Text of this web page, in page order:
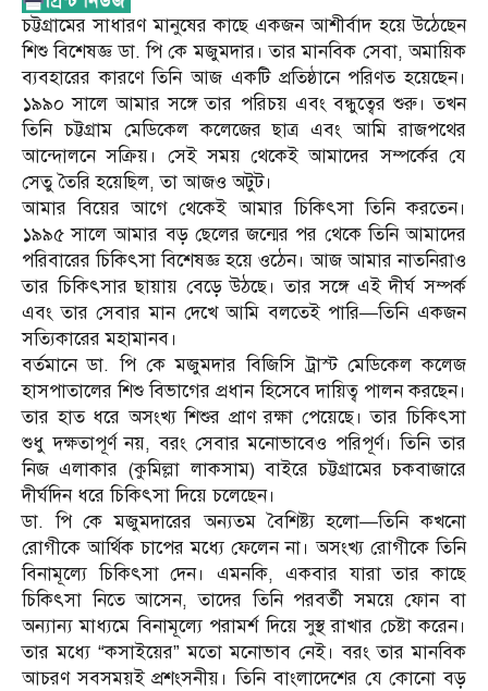
চট্টগ্রামের সাধারণ মানুষের কাছে একজন আশীর্বাদ হয়ে উঠেছেন
শিশু বিশেষজ্ঞ ডা. পি কে মজুমদার। তার মানবিক সেবা, অমায়িক
ব্যবহারের কারণে তিনি আজ একটি প্রতিষ্ঠানে পরিণত হয়েছেন।
১৯৯০ সালে আমার সঙ্গে তার পরিচয় এবং বন্ধুত্বের শুরু। তখন
তিনি চট্টগ্রাম মেডিকেল কলেজের ছাত্র এবং আমি রাজপথের
আন্দোলনে সক্রিয়। সেই সময় থেকেই আমাদের সম্পর্কের যে
সেতু তৈরি হয়েছিল, তা আজও অটুট।
আমার বিয়ের আগে থেকেই আমার চিকিৎসা তিনি করতেন।
১৯৯৫ সালে আমার বড় ছেলের জন্মের পর থেকে তিনি আমাদের
পরিবারের চিকিৎসা বিশেষজ্ঞ হয়ে ওঠেন। আজ আমার নাতনিরাও
তার চিকিৎসার ছায়ায় বেড়ে উঠছে। তার সঙ্গে এই দীর্ঘ সম্পর্ক
এবং তার সেবার মান দেখে আমি বলতেই পারি—তিনি একজন
সত্যিকারের মহামানব।
বর্তমানে ডা. পি কে মজুমদার বিজিসি ট্রাস্ট মেডিকেল কলেজ
হাসপাতালের শিশু বিভাগের প্রধান হিসেবে দায়িত্ব পালন করছেন।
তার হাত ধরে অসংখ্য শিশুর প্রাণ রক্ষা পেয়েছে। তার চিকিৎসা
শুধু দক্ষতাপূর্ণ নয়, বরং সেবার মনোভাবেও পরিপূর্ণ। তিনি তার
নিজ এলাকার (কুমিল্লা লাকসাম) বাইরে চট্টগ্রামের চকবাজারে
দীর্ঘদিন ধরে চিকিৎসা দিয়ে চলেছেন।
ডা. পি কে মজুমদারের অন্যতম বৈশিষ্ট্য হলো—তিনি কখনো
রোগীকে আর্থিক চাপের মধ্যে ফেলেন না। অসংখ্য রোগীকে তিনি
বিনামূল্যে চিকিৎসা দেন। এমনকি, একবার যারা তার কাছে
চিকিৎসা নিতে আসেন, তাদের তিনি পরবর্তী সময়ে ফোন বা
অন্যান্য মাধ্যমে বিনামূল্যে পরামর্শ দিয়ে সুস্থ রাখার চেষ্টা করেন।
তার মধ্যে “কসাইয়ের” মতো মনোভাব নেই। বরং তার মানবিক
আচরণ সবসময়ই প্রশংসনীয়। তিনি বাংলাদেশের যে কোনো বড়